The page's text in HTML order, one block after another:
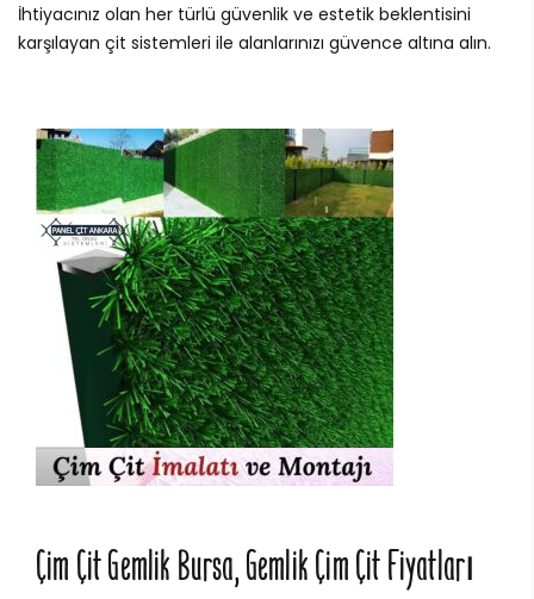
İhtiyacınız olan her türlü güvenlik ve estetik beklentisini
karşılayan çit sistemleri ile alanlarınızı güvence altına alın.
Çim Çit Gemlik Bursa, Gemlik Çim Çit Fiyatları